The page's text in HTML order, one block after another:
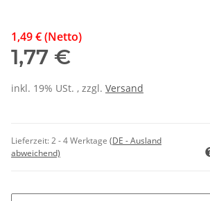
1,49 € (Netto)
1,77 €
inkl. 19% USt. , zzgl. Versand
Lieferzeit:2 - 4 Werktage (DE - Ausland
abweichend)